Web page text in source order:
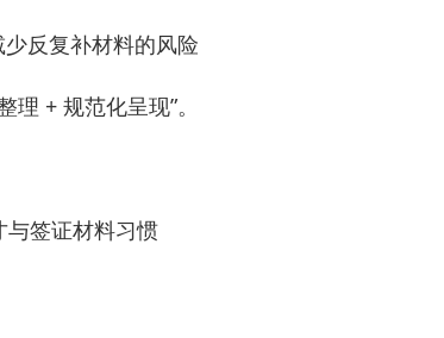
反复补材料的风险
+ 规范化呈现”。
与签证材料习惯